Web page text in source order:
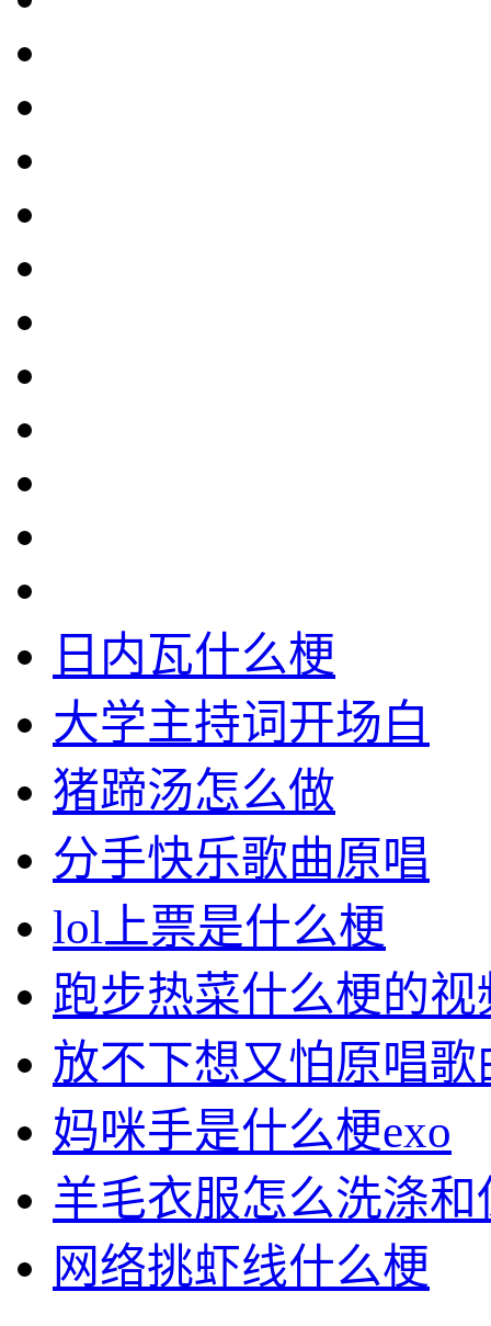
日内瓦什么梗
大学主持词开场白
猪蹄汤怎么做
分手快乐歌曲原唱
lol上票是什么梗
跑步热菜什么梗的视
放不下想又怕原唱歌
妈咪手是什么梗exo
羊毛衣服怎么洗涤
网络挑虾线什么梗